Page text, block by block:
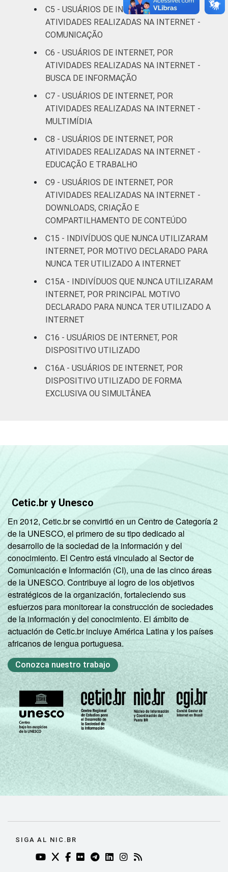
De 60 anos
ou mais
Renda
Familiar
Até 1 SM 51
SM até 2 SM
52
Mais de 2
SM até 3 SM
Mais de 3
Mais de 5
SM até 10
SM
Mais de 10
SM
21
Não tem
renda
56
Não
Classe
social
A 14
atividade
Não PEA
Fonte: CGI.br/NIC.br, Centro Regional de
Estudos para o Desenvolvimento da
Sociedade da Informação (Cetic.br),
Pesquisa sobre o Uso das Tecnologias de
Informação e Comunicação nos domicílios
brasileiros - TIC Domicílios 2016.
C5 - USUÁRIOS DE INTERNET, POR
ATIVIDADES REALIZADAS NA INTERNET -
COMUNICAÇÃO
C6 - USUÁRIOS DE INTERNET, POR
ATIVIDADES REALIZADAS NA INTERNET -
BUSCA DE INFORMAÇÃO
C7 - USUÁRIOS DE INTERNET, POR
ATIVIDADES REALIZADAS NA INTERNET -
MULTIMÍDIA
C8 - USUÁRIOS DE INTERNET, POR
ATIVIDADES REALIZADAS NA INTERNET -
EDUCAÇÃO E TRABALHO
C9 - USUÁRIOS DE INTERNET, POR
ATIVIDADES REALIZADAS NA INTERNET -
DOWNLOADS, CRIAÇÃO E
COMPARTILHAMENTO DE CONTEÚDO
C15 - INDIVÍDUOS QUE NUNCA UTILIZARAM
INTERNET, POR MOTIVO DECLARADO PARA
NUNCA TER UTILIZADO A INTERNET
C15A - INDIVÍDUOS QUE NUNCA UTILIZARAM
INTERNET, POR PRINCIPAL MOTIVO
DECLARADO PARA NUNCA TER UTILIZADO A
INTERNET
C16 - USUÁRIOS DE INTERNET, POR
DISPOSITIVO UTILIZADO
C16A - USUÁRIOS DE INTERNET, POR
DISPOSITIVO UTILIZADO DE FORMA
EXCLUSIVA OU SIMULTÂNEA
Cetic.br y Unesco
En 2012, Cetic.br se convirtió en un Centro de Categoría 2
de la UNESCO, el primero de su tipo dedicado al
desarrollo de la sociedad de la información y del
conocimiento. El Centro está vinculado al Sector de
Comunicación e Información (CI), una de las cinco áreas
de la UNESCO. Contribuye al logro de los objetivos
estratégicos de la organización, fortaleciendo sus
esfuerzos para monitorear la construcción de sociedades
de la información y del conocimiento. El ámbito de
actuación de Cetic.br incluye América Latina y los países
africanos de lengua portuguesa.
Conozca nuestro trabajo
SIGA AL NIC.BR
YOUTUBE DO NIC.BR (ABRE EM NOVA ABA)
TWITTER DO NIC.BR (ABRE EM NOVA ABA)
FACEBOOK DO NIC.BR (ABRE EM NOVA
FLICKR DO NIC.BR (ABRE EM NOVA
TELEGRAM DO NIC.BR (ABRE EM
LINKEDIN DO NIC.BR (ABRE
INSTAGRAM DO NIC.BR
RSS DO NIC.BR (ABRE